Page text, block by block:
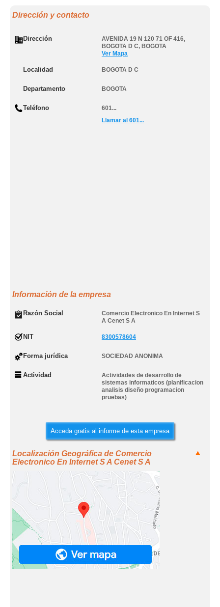
Dirección y contacto
Dirección AVENIDA 19 N 120 71 OF 416,
BOGOTA D C, BOGOTA
Ver Mapa
Localidad BOGOTA D C
Departamento BOGOTA
Teléfono
601...
Llamar al 601...
Información de la empresa
Razón Social
Comercio Electronico En Internet S
A Cenet S A
NIT 8300578604
Forma jurídica SOCIEDAD ANONIMA
Actividad
Actividades de desarrollo de
sistemas informaticos (planificacion
analisis diseño programacion
pruebas)
Acceda gratis al informe de esta empresa
Localización Geográfica de Comercio
Electronico En Internet S A Cenet S A